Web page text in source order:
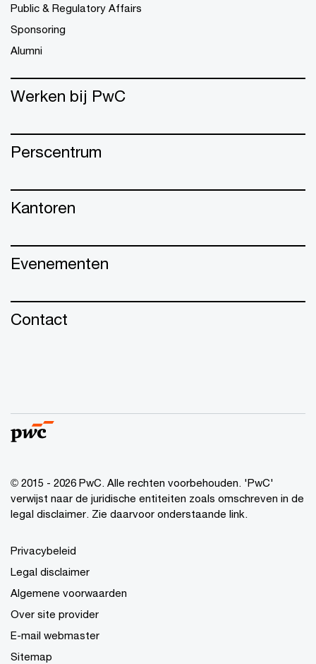
Public & Regulatory Affairs
Sponsoring
Alumni
Werken bij PwC
Perscentrum
Kantoren
Evenementen
Contact
© 2015 - 2026 PwC. Alle rechten voorbehouden. 'PwC'
verwijst naar de juridische entiteiten zoals omschreven in de
legal disclaimer. Zie daarvoor onderstaande link.
Privacybeleid
Legal disclaimer
Algemene voorwaarden
Over site provider
E-mail webmaster
Sitemap